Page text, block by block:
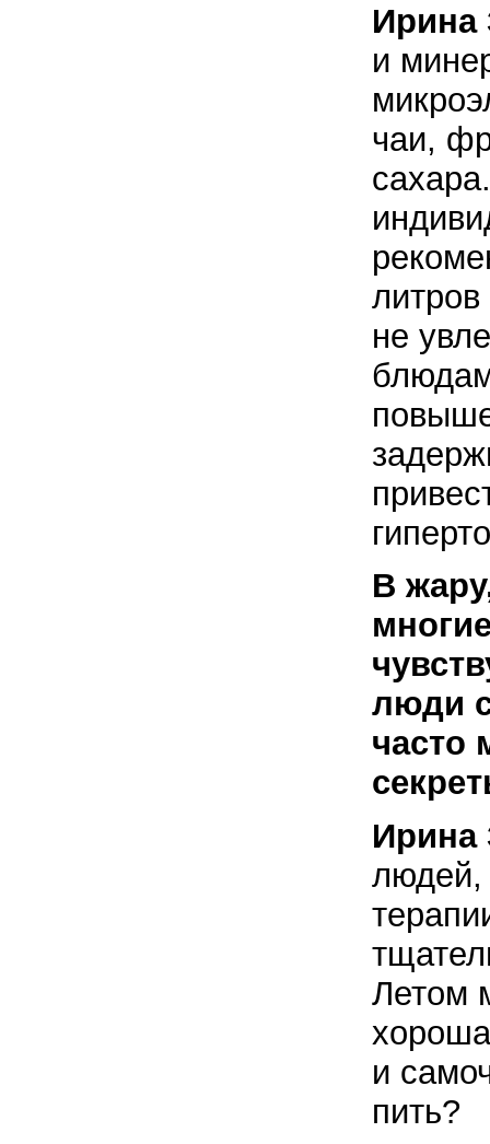
Ирина
и
чаи,
не
В
люди
часто
Ирина
людей,
Летом
и
пить?